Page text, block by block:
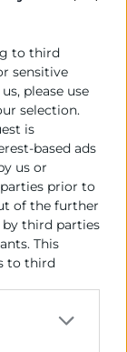
to third
sensitive
please use
selection.
is
based ads
us or
prior to
of the further
third parties
This
to third
or more
Comerç de
i reflexió que
el
impacte en
de
enriquix
de decisions
les nostres
permeten a la